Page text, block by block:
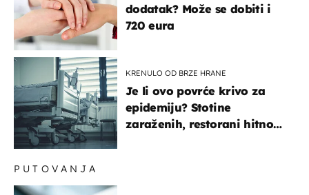
dodatak? Može se dobiti i
720 eura
KRENULO OD BRZE HRANE
Je li ovo povrće krivo za
epidemiju? Stotine
zaraženih, restorani hitno
PUTOVANJA